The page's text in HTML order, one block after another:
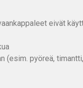
eivät
(esim. pyöreä,